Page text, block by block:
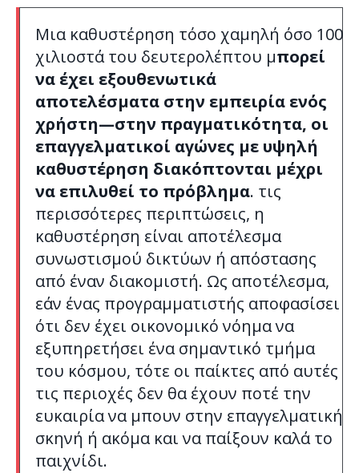
Μια καθυστέρηση τόσο χαμηλή όσο 100
χιλιοστά του δευτερολέπτου μπορεί
να έχει εξουθενωτικά
αποτελέσματα στην εμπειρία ενός
χρήστη—στην πραγματικότητα, οι
επαγγελματικοί αγώνες με υψηλή
καθυστέρηση διακόπτονται μέχρι
να επιλυθεί το πρόβλημα. τις
περισσότερες περιπτώσεις, η
καθυστέρηση είναι αποτέλεσμα
συνωστισμού δικτύων ή απόστασης
από έναν διακομιστή. Ως αποτέλεσμα,
εάν ένας προγραμματιστής αποφασίσει
ότι δεν έχει οικονομικό νόημα να
εξυπηρετήσει ένα σημαντικό τμήμα
του κόσμου, τότε οι παίκτες από αυτές
τις περιοχές δεν θα έχουν ποτέ την
ευκαιρία να μπουν στην επαγγελματική
σκηνή ή ακόμα και να παίξουν καλά το
παιχνίδι.